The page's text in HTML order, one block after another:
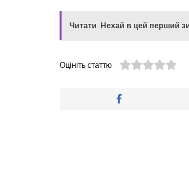
Читати Нехай в цей перший
Оцініть статтю